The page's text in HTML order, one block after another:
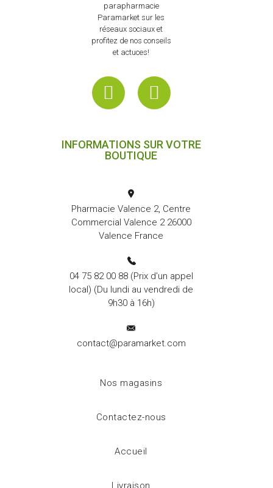
parapharmacie
Paramarket sur les
réseaux sociaux et
profitez de nos conseils
et actuces!
INFORMATIONS SUR VOTRE
BOUTIQUE
Pharmacie Valence 2, Centre
Commercial Valence 2 26000
Valence France
04 75 82 00 88(Prix d'un appel
local) (Du lundi au vendredi de
9h30 à 16h)
contact@paramarket.com
Nos magasins
Contactez-nous
Accueil
Livraison